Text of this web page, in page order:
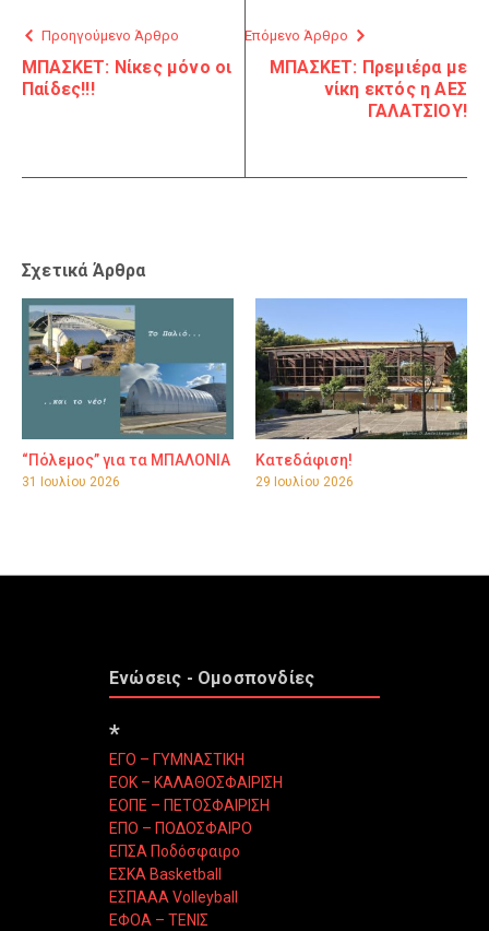
Προηγούμενο Άρθρο
ΜΠΑΣΚΕΤ: Νίκες μόνο οι
Παίδες!!!
Επόμενο Άρθρο
ΜΠΑΣΚΕΤ: Πρεμιέρα με
νίκη εκτός η ΑΕΣ
ΓΑΛΑΤΣΙΟΥ!
Σχετικά Άρθρα
“Πόλεμος” για τα ΜΠΑΛΟΝΙΑ
31 Ιουλίου 2026
Κατεδάφιση!
29 Ιουλίου 2026
Ενώσεις - Ομοσπονδίες
*
ΕΓΟ – ΓΥΜΝΑΣΤΙΚΗ
ΕΟΚ – ΚΑΛΑΘΟΣΦΑΙΡΙΣΗ
ΕΟΠΕ – ΠΕΤΟΣΦΑΙΡΙΣΗ
ΕΠΟ – ΠΟΔΟΣΦΑΙΡΟ
ΕΠΣΑ Ποδόσφαιρο
ΕΣΚΑ Basketball
ΕΣΠΑΑΑ Volleyball
ΕΦΟΑ – ΤΕΝΙΣ